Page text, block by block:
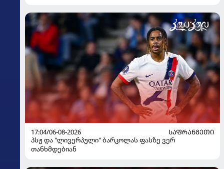
17:04/06-08-2026
ᲡᲐᲤᲠᲐᲜᲒᲔᲗᲘ
პსჟ და "ლივერპული" ბარკოლას ფასზე ვერ
თანხმდებიან